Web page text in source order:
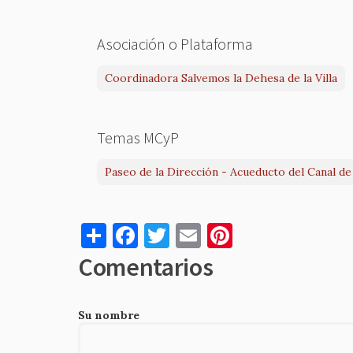
Asociación o Plataforma
Coordinadora Salvemos la Dehesa de la Villa
Temas MCyP
Paseo de la Dirección - Acueducto del Canal
S
h
ar
e
F
a
c
e
T
w
it
E
m
ai
Comentarios
Su nombre